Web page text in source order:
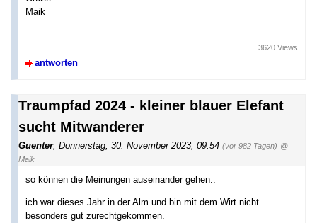
Maik
antworten
3620 Views
Traumpfad 2024 - kleiner blauer Elefant
sucht Mitwanderer
Guenter, Donnerstag, 30. November 2023, 09:54 (vor 982 Tagen) @
Maik
so können die Meinungen auseinander gehen..
ich war dieses Jahr in der Alm und bin mit dem Wirt nicht
besonders gut zurechtgekommen.